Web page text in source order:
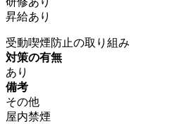
昇給あり
受動喫煙防止の取り組み
対策の有無
あり
備考
その他
屋内禁煙